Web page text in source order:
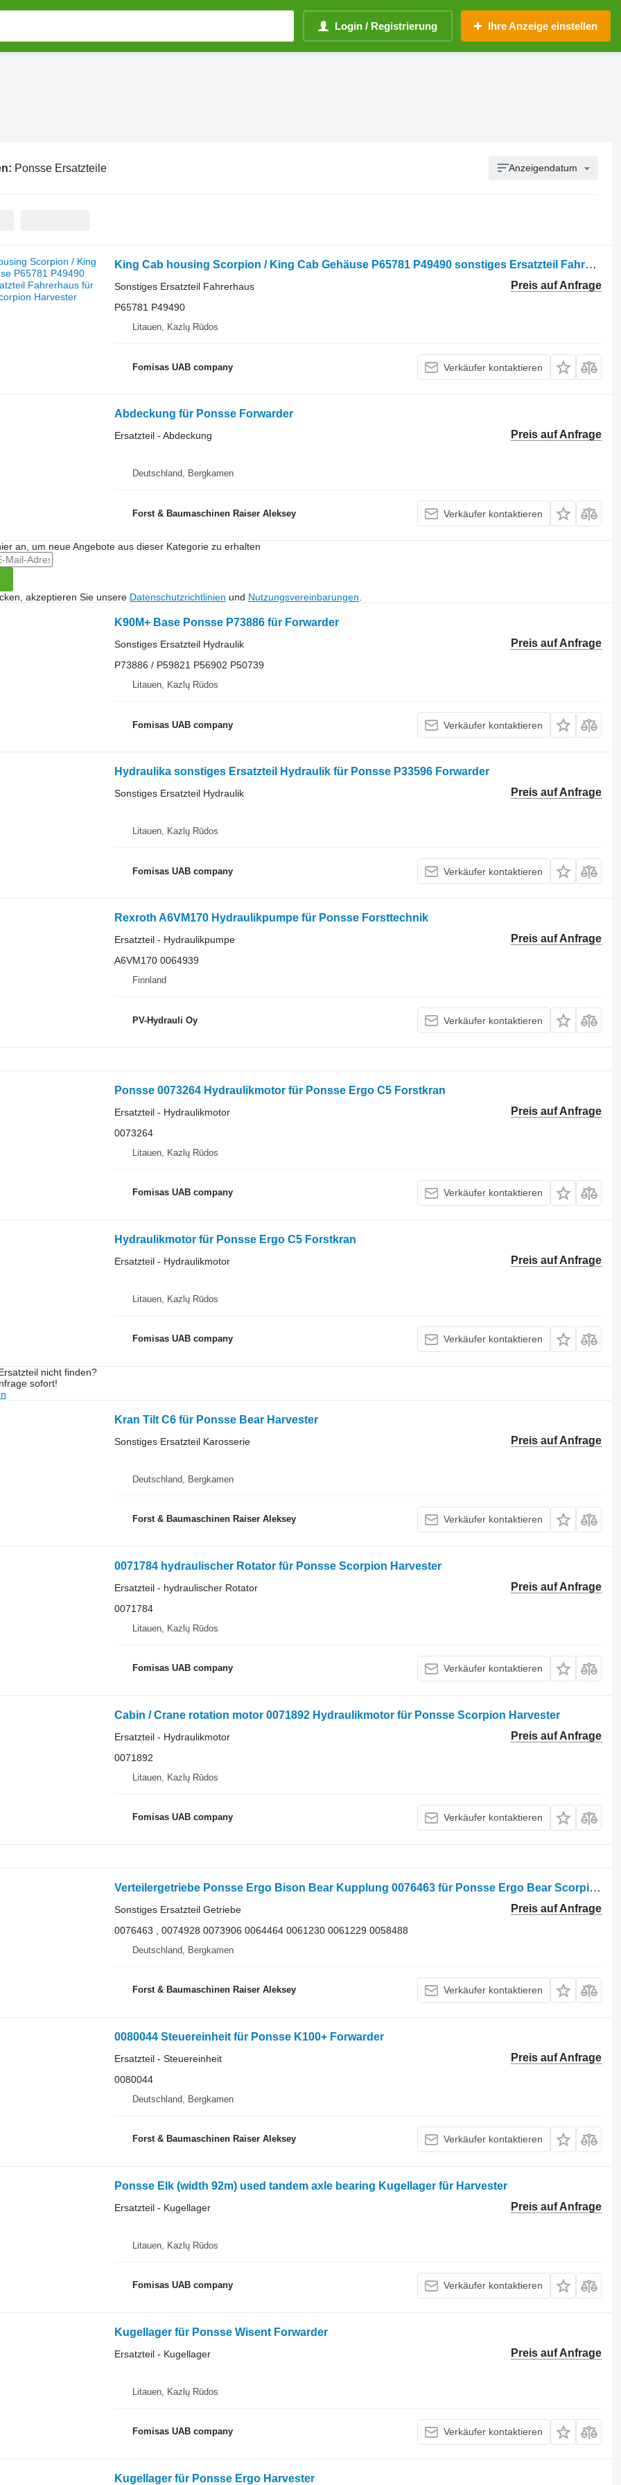
Login / Registrierung Ihre Anzeige einstellen
Ponsse Ersatzteile Anzeigendatum
King Cab housing Scorpion / King Cab Gehäuse P65781 P49490 sonstiges Ersatzteil Fahrerhaus für Ponsse Scorpion Harvester
Preis auf Anfrage
Sonstiges Ersatzteil Fahrerhaus
P65781 P49490
Litauen, Kazlų Rūdos
Fomisas UAB company Verkäufer kontaktieren
Abdeckung für Ponsse Forwarder
Preis auf Anfrage
Ersatzteil - Abdeckung
Deutschland, Bergkamen
Forst & Baumaschinen Raiser Aleksey Verkäufer kontaktieren
an, um neue Angebote aus dieser Kategorie zu erhalten
akzeptieren Sie unsere Datenschutzrichtlinien und Nutzungsvereinbarungen
K90M+ Base Ponsse P73886 für Forwarder
Preis auf Anfrage
Sonstiges Ersatzteil Hydraulik
P73886 / P59821 P56902 P50739
Litauen, Kazlų Rūdos
Fomisas UAB company Verkäufer kontaktieren
Hydraulika sonstiges Ersatzteil Hydraulik für Ponsse P33596 Forwarder
Preis auf Anfrage
Sonstiges Ersatzteil Hydraulik
Litauen, Kazlų Rūdos
Fomisas UAB company Verkäufer kontaktieren
Rexroth A6VM170 Hydraulikpumpe für Ponsse Forsttechnik
Preis auf Anfrage
Ersatzteil - Hydraulikpumpe
A6VM170 0064939
Finnland
PV-Hydrauli Oy Verkäufer kontaktieren
Ponsse 0073264 Hydraulikmotor für Ponsse Ergo C5 Forstkran
Preis auf Anfrage
Ersatzteil - Hydraulikmotor
0073264
Litauen, Kazlų Rūdos
Fomisas UAB company Verkäufer kontaktieren
Hydraulikmotor für Ponsse Ergo C5 Forstkran
Preis auf Anfrage
Ersatzteil - Hydraulikmotor
Litauen, Kazlų Rūdos
Fomisas UAB company Verkäufer kontaktieren
nicht finden?
sofort!
Kran Tilt C6 für Ponsse Bear Harvester
Preis auf Anfrage
Sonstiges Ersatzteil Karosserie
Deutschland, Bergkamen
Forst & Baumaschinen Raiser Aleksey Verkäufer kontaktieren
0071784 hydraulischer Rotator für Ponsse Scorpion Harvester
Preis auf Anfrage
Ersatzteil - hydraulischer Rotator
0071784
Litauen, Kazlų Rūdos
Fomisas UAB company Verkäufer kontaktieren
Cabin / Crane rotation motor 0071892 Hydraulikmotor für Ponsse Scorpion Harvester
Preis auf Anfrage
Ersatzteil - Hydraulikmotor
0071892
Litauen, Kazlų Rūdos
Fomisas UAB company Verkäufer kontaktieren
Verteilergetriebe Ponsse Ergo Bison Bear Kupplung 0076463 für Ponsse Ergo Bear Scorpion Bison Harvester
Preis auf Anfrage
Sonstiges Ersatzteil Getriebe
0076463 , 0074928 0073906 0064464 0061230 0061229 0058488
Deutschland, Bergkamen
Forst & Baumaschinen Raiser Aleksey Verkäufer kontaktieren
0080044 Steuereinheit für Ponsse K100+ Forwarder
Preis auf Anfrage
Ersatzteil - Steuereinheit
0080044
Deutschland, Bergkamen
Forst & Baumaschinen Raiser Aleksey Verkäufer kontaktieren
Ponsse Elk (width 92m) used tandem axle bearing Kugellager für Harvester
Preis auf Anfrage
Ersatzteil - Kugellager
Litauen, Kazlų Rūdos
Fomisas UAB company Verkäufer kontaktieren
Kugellager für Ponsse Wisent Forwarder
Preis auf Anfrage
Ersatzteil - Kugellager
Litauen, Kazlų Rūdos
Fomisas UAB company Verkäufer kontaktieren
Kugellager für Ponsse Ergo Harvester